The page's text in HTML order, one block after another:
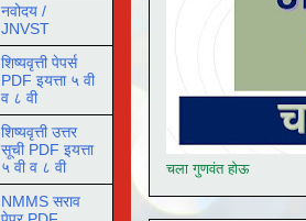
चला गुणवंत होऊ
नवोदय /
JNVST
शिष्यवृत्ती पेपर्स
PDF इयत्ता ५ वी
व ८ वी
शिष्यवृत्ती उत्तर
सूची PDF इयत्ता
५ वी व ८ वी
NMMS सराव